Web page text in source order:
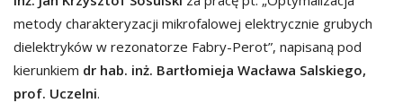
metody charakteryzacji mikrofalowej elektrycznie grubych
dielektryków w rezonatorze Fabry-Perot”, napisaną pod
kierunkiem dr hab. inż. Bartłomieja Wacława Salskiego,
prof. Uczelni.